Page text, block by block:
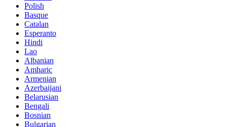
Polish
Basque
Catalan
Esperanto
Hindi
Lao
Albanian
Amharic
Armenian
Azerbaijani
Belarusian
Bengali
Bosnian
Bulgarian